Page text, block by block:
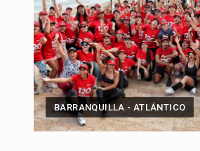
BARRANQUILLA - ATLÁNTICO